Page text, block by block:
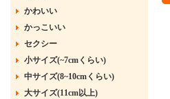
かわいい
かっこいい
セクシー
小サイズ(~7cmくらい)
中サイズ(8~10cmくらい)
大サイズ(11cm以上)